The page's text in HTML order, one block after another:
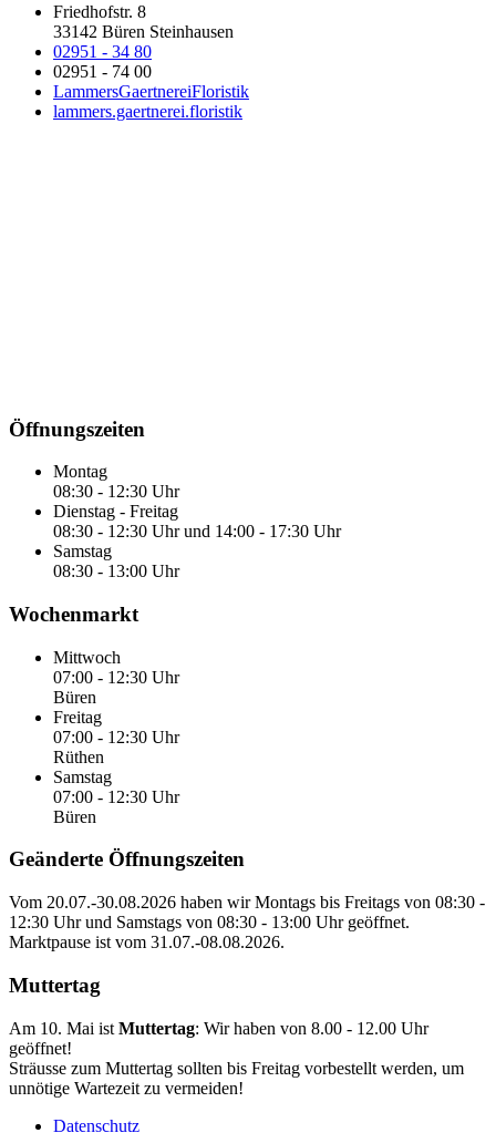
Friedhofstr. 8
33142 Büren Steinhausen
02951 - 34 80
02951 - 74 00
LammersGaertnereiFloristik
lammers.gaertnerei.floristik
Öffnungszeiten
Montag
08:30 - 12:30 Uhr
Dienstag - Freitag
08:30 - 12:30 Uhr und 14:00 - 17:30 Uhr
Samstag
08:30 - 13:00 Uhr
Wochenmarkt
Mittwoch
07:00 - 12:30 Uhr
Büren
Freitag
07:00 - 12:30 Uhr
Rüthen
Samstag
07:00 - 12:30 Uhr
Büren
Geänderte Öffnungszeiten
Vom 20.07.-30.08.2026 haben wir Montags bis Freitags von 08:30 -
12:30 Uhrund Samstags von 08:30 - 13:00 Uhrgeöffnet.
Marktpause ist vom 31.07.-08.08.2026.
Muttertag
Am 10. Mai ist Muttertag: Wir haben von 8.00 - 12.00 Uhr
geöffnet!
Sträusse zum Muttertag sollten bis Freitag vorbestellt werden, um
unnötige Wartezeit zu vermeiden!
Datenschutz